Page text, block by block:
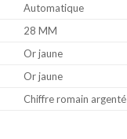
Automatique
28 MM
Or jaune
Or jaune
Chiffre romain argenté